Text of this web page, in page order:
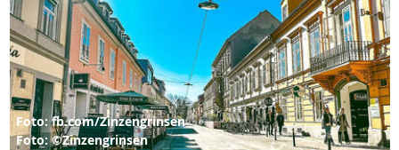
Foto: fb.com/Zinzengrinsen
Foto: ©Zinzengrinsen